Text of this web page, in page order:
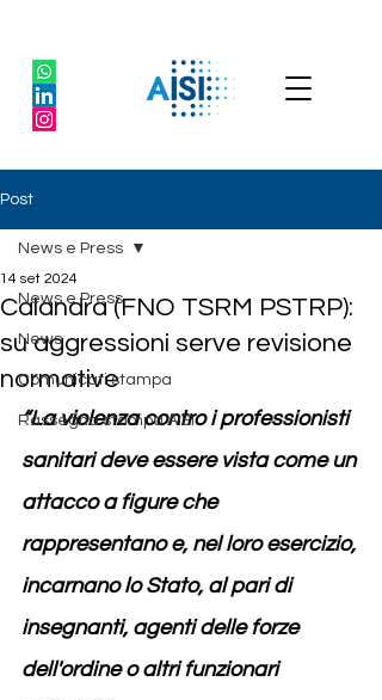
Post
News e Press
News
Comunicati stampa
Rassegna stampa AISI
News e Press
Calandra (FNO TSRM PSTRP):
su aggressioni serve revisione
normative
14 set 2024
“La violenza contro i professionisti
sanitari deve essere vista come un
attacco a figure che
rappresentano e, nel loro esercizio,
incarnano lo Stato, al pari di
insegnanti, agenti delle forze
dell'ordine o altri funzionari